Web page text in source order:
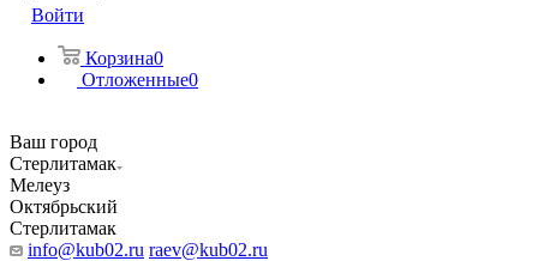
Войти
Корзина0
Отложенные0
Ваш город
Стерлитамак
Мелеуз
Октябрьский
Стерлитамак
info@kub02.ru raev@kub02.ru